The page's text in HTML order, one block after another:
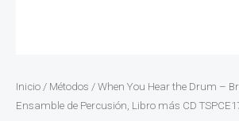
Inicio / Métodos / When You Hear the Drum –
Ensamble de Percusión, Libro más CD
cantidad